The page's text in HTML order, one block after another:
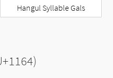
Hangul Syllable Gals